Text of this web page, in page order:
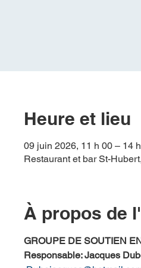
Heure et lieu
09 juin 2026, 11 h 00 – 14
Restaurant et bar St-
À propos de
GROUPE DE SOUTIEN
Responsable: Jacques